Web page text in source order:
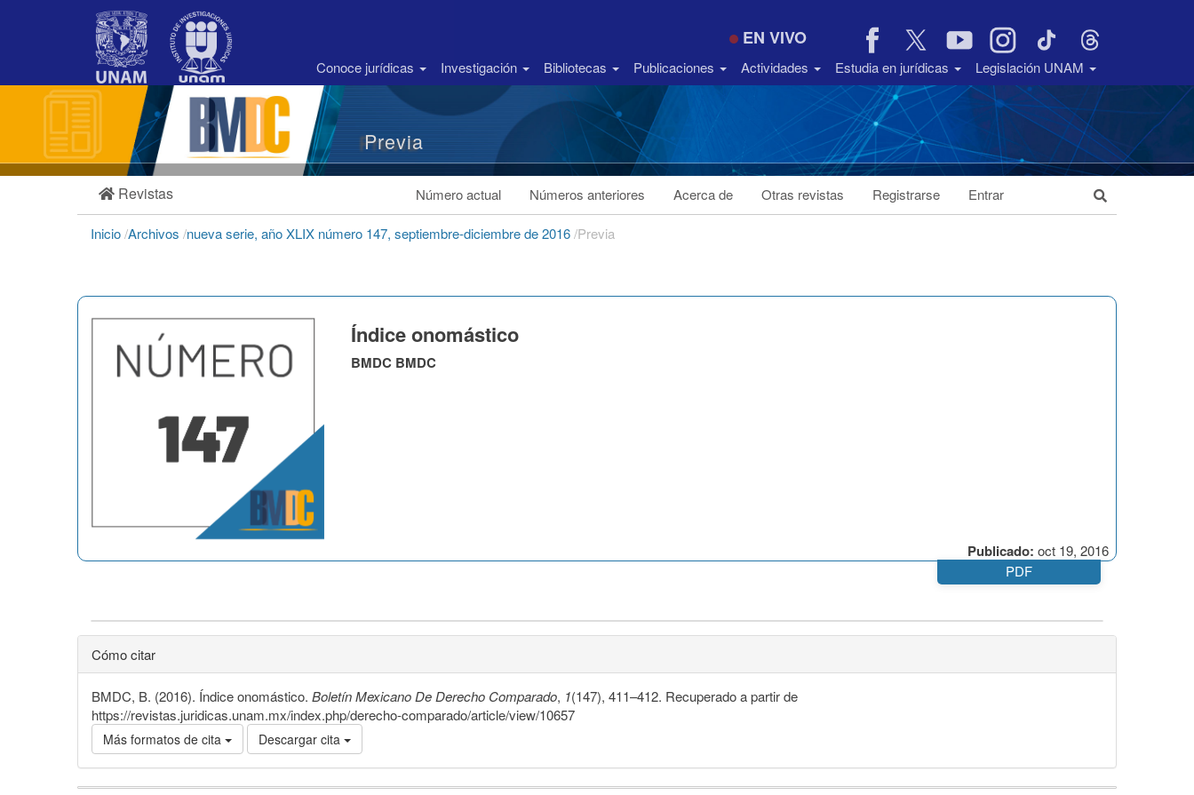
Barra
EN VIVO
Conoce jurídicas Investigación Bibliotecas Publicaciones Actividades Estudia en jurídicas Legislación UNAM
Previa
Revistas Número actual Números anteriores Acerca de Otras revistas Registrarse Entrar
Inicio/Archivos /nueva serie, año XLIX número 147, septiembre-diciembre de 2016/Previa
Publicado: oct 19, 2016
Índice onomástico
BMDC BMDC
PDF
Cómo citar
BMDC, B. (2016). Índice onomástico. Boletín Mexicano De Derecho Comparado, 1(147), 411–412. Recuperado a partir de
https://revistas.juridicas.unam.mx/index.php/derecho-comparado/article/view/10657
Más formatos de cita Descargar cita